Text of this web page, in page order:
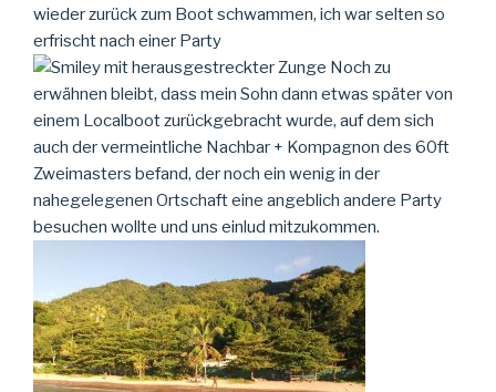
wieder zurück zum Boot schwammen, ich war selten so
erfrischt nach einer Party
Noch zu
erwähnen bleibt, dass mein Sohn dann etwas später von
einem Localboot zurückgebracht wurde, auf dem sich
auch der vermeintliche Nachbar + Kompagnon des 60ft
Zweimasters befand, der noch ein wenig in der
nahegelegenen Ortschaft eine angeblich andere Party
besuchen wollte und uns einlud mitzukommen.